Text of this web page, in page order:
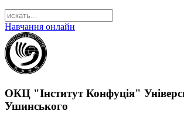
Навчання онлайн
ОКЦ "Інститут Конфуція"
Ушинського